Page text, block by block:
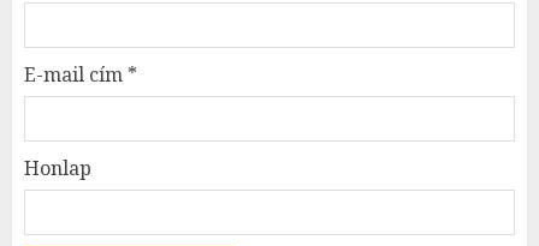
E-mail cím *
Honlap